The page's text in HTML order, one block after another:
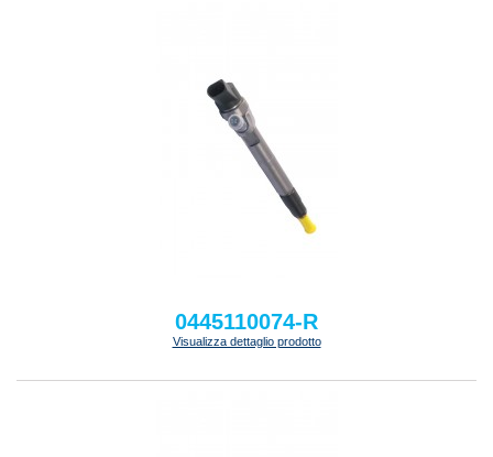
0445110074-R
Visualizza dettaglio prodotto